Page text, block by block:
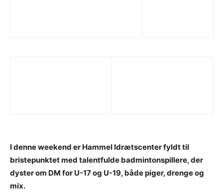
I denne weekend er Hammel Idrætscenter fyldt til
bristepunktet med talentfulde badmintonspillere, der
dyster om DM for U-17 og U-19, både piger, drenge og
mix.